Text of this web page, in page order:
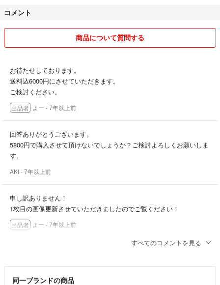
封筒に入る形状のものは普通郵便で送る場合もございます。
追跡ありをご希望の方は事前にコメントしていただければ価格を変えて
・出品者について意見
よく、出品される方のプロフィールにて
質問逃げ禁止、
購入意思のないいいねは禁止など見かけますが
ラクマのサービスを利用しているのは全員同じなので
勝手にルールを作るのは良くないと思います。
「コメントで質問したら最後まで買うか買わないかハッキリして下さ
い」
購入するかどうかは相手に任せて購入した通知を待てばいいし、いいね
をして他の商品を見てそちらが安かったり品質が良かったりすれば買わ
ないのも当たり前だと思います。
ラクマの機能を自分仕様に変えないでほしいです。
以上、スムーズなお取引ができるように心がけています。
コメント
商品について質問する
お待たせしております。
送料込6000円にさせていただきます。
ご検討ください。
出品者 よー - 7年以上前
回答ありがとうございます。
5800円で購入させて頂けないでしょうか？ご検討よろしくお願いしま
す。
AKI- 7年以上前
申し訳ありません！
1枚目の画像更新させていただきましたのでご覧ください！
出品者 よー - 7年以上前
すべてのコメントを見る
同一ブランドの商品